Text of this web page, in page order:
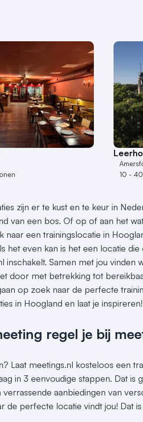
10 -
zijn er te kust en te keur in
van een bos. Of op of aan het
naar een trainingslocatie in
het even kan is het een locatie
inschakelt. Samen met jou
door met betrekking tot
op zoek naar de perfecte
in Hoogland en laat je inspireren!
regel je bij
Laat meetings.nl kosteloos een
in 3 eenvoudige stappen. Dat is
verrassende aanbiedingen van
de perfecte locatie vindt jou! Dat